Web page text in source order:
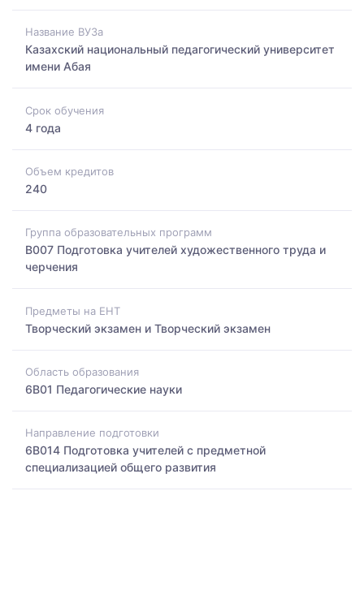
Название ВУЗа
Казахский национальный педагогический университет
имени Абая
Срок обучения
4 года
Объем кредитов
240
Группа образовательных программ
B007 Подготовка учителей художественного труда и
черчения
Предметы на ЕНТ
Творческий экзамен и Творческий экзамен
Область образования
6B01 Педагогические науки
Направление подготовки
6B014 Подготовка учителей с предметной
специализацией общего развития